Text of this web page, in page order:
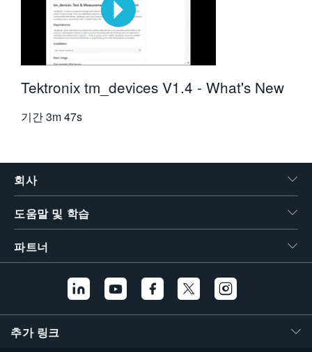
Tektronix tm_devices V1.4 - What's New
기간3m 47s
회사
도움말 및 학습
파트너
추가 링크